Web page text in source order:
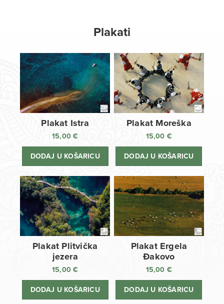
Plakati
Plakat Istra
15,00€
DODAJ U KOŠARICU
Plakat Moreška
15,00 €
DODAJ U KOŠARICU
Plakat Plitvička
jezera
15,00€
DODAJ U KOŠARICU
Plakat Ergela
Đakovo
15,00 €
DODAJ U KOŠARICU